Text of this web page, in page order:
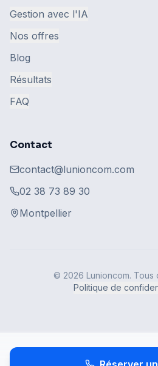
Gestion avec l'IA
Nos offres
Blog
Résultats
FAQ
Contact
contact@lunioncom.com
02 38 73 89 30
Montpellier
© 2026 Lunioncom. Tous
Politique de